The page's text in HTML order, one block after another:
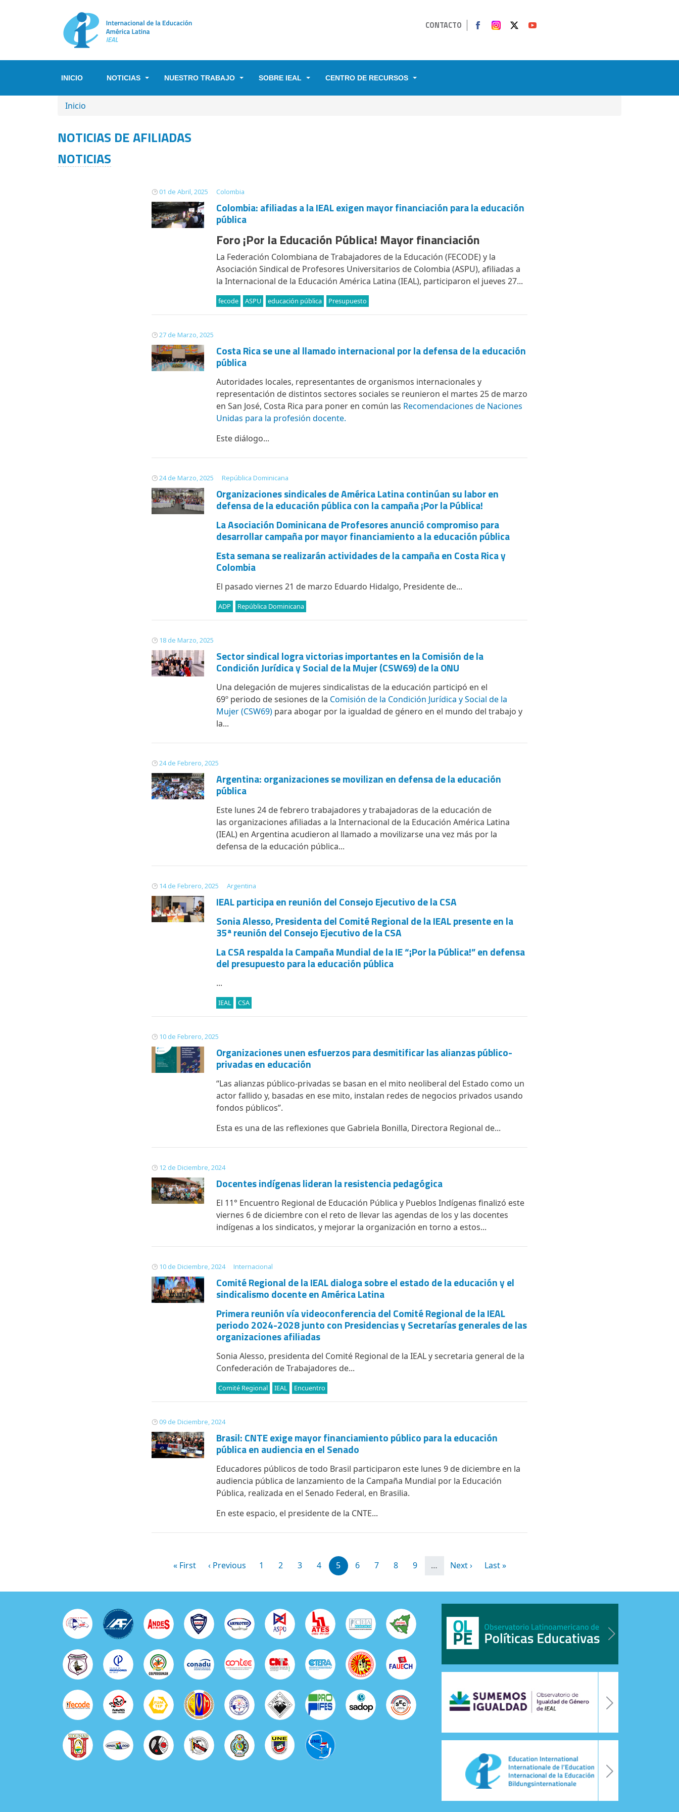
CONTACTO
INICIO NOTICIAS NUESTRO TRABAJO SOBRE IEAL CENTRO DE RECURSOS
SOBRESCRIBIR ENLACES DE AYUDA A LA NAVEGACIÓN
Inicio
NOTICIAS DE AFILIADAS
NOTICIAS
01 de Abril, 2025 Colombia
Colombia: afiliadas a la IEAL exigen mayor financiación para la educación
pública
Foro ¡Por la Educación Pública! Mayor financiación
La Federación Colombiana de Trabajadores de la Educación (FECODE) y la
Asociación Sindical de Profesores Universitarios de Colombia (ASPU), afiliadas a
la Internacional de la Educación América Latina (IEAL), participaron el jueves 27...
fecode ASPU educación pública Presupuesto
27 de Marzo, 2025
Costa Rica se une al llamado internacional por la defensa de la educación
pública
Autoridades locales, representantes de organismos internacionales y
representación de distintos sectores sociales se reunieron el martes 25 de marzo
en San José, Costa Rica para poner en común las Recomendaciones de Naciones
Unidas para la profesión docente.
Este diálogo...
24 de Marzo, 2025 República Dominicana
Organizaciones sindicales de América Latina continúan su labor en
defensa de la educación pública con la campaña ¡Por la Pública!
La Asociación Dominicana de Profesores anunció compromiso para
desarrollar campaña por mayor financiamiento a la educación pública
Esta semana se realizarán actividades de la campaña en Costa Rica y
Colombia
El pasado viernes 21 de marzo Eduardo Hidalgo, Presidente de...
ADP República Dominicana
18 de Marzo, 2025
Sector sindical logra victorias importantes en la Comisión de la
Condición Jurídica y Social de la Mujer (CSW69) de la ONU
Una delegación de mujeres sindicalistas de la educación participó en el
69º periodo de sesiones de la Comisión de la Condición Jurídica y Social de la
Mujer (CSW69) para abogar por la igualdad de género en el mundo del trabajo y
la...
24 de Febrero, 2025
Argentina: organizaciones se movilizan en defensa de la educación
pública
Este lunes 24 de febrero trabajadores y trabajadoras de la educación de
las organizaciones afiliadas a la Internacional de la Educación América Latina
(IEAL) en Argentina acudieron al llamado a movilizarse una vez más por la
defensa de la educación pública...
14 de Febrero, 2025 Argentina
IEAL participa en reunión del Consejo Ejecutivo de la CSA
Sonia Alesso, Presidenta del Comité Regional de la IEAL presente en la
35ª reunión del Consejo Ejecutivo de la CSA
La CSA respalda la Campaña Mundial de la IE “¡Por la Pública!” en defensa
del presupuesto para la educación pública
...
IEAL CSA
10 de Febrero, 2025
Organizaciones unen esfuerzos para desmitificar las alianzas público-
privadas en educación
“Las alianzas público-privadas se basan en el mito neoliberal del Estado como un
actor fallido y, basadas en ese mito, instalan redes de negocios privados usando
fondos públicos”.
Esta es una de las reflexiones que Gabriela Bonilla, Directora Regional de...
12 de Diciembre, 2024
Docentes indígenas lideran la resistencia pedagógica
El 11° Encuentro Regional de Educación Pública y Pueblos Indígenas finalizó este
viernes 6 de diciembre con el reto de llevar las agendas de los y las docentes
indígenas a los sindicatos, y mejorar la organización en torno a estos...
10 de Diciembre, 2024 Internacional
Comité Regional de la IEAL dialoga sobre el estado de la educación y el
sindicalismo docente en América Latina
Primera reunión vía videoconferencia del Comité Regional de la IEAL
periodo 2024-2028 junto con Presidencias y Secretarías generales de las
organizaciones afiliadas
Sonia Alesso, presidenta del Comité Regional de la IEAL y secretaria general de la
Confederación de Trabajadores de...
Comité Regional IEAL Encuentro
09 de Diciembre, 2024
Brasil: CNTE exige mayor financiamiento público para la educación
pública en audiencia en el Senado
Educadores públicos de todo Brasil participaron este lunes 9 de diciembre en la
audiencia pública de lanzamiento de la Campaña Mundial por la Educación
Pública, realizada en el Senado Federal, en Brasilia.
En este espacio, el presidente de la CNTE...
Primera página
« First Página anterior
‹ Previous Page
1 Page
2 Page
3 Page
4 Page
5 Page
6 Page
7 Page
8 Page
9 … Siguiente página
Next › Última página
Last »